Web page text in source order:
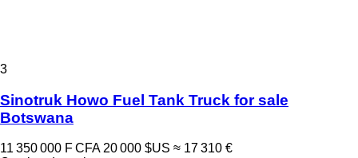
3
Sinotruk Howo Fuel Tank Truck for sale
Botswana
11 350 000 F CFA 20 000 $US ≈ 17 310 €